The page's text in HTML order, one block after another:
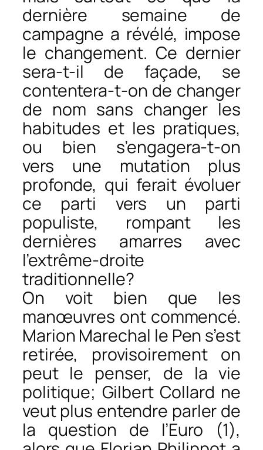
dernière semaine de
campagne a révélé, impose
le changement. Ce dernier
sera-t-il de façade, se
contentera-t-on de changer
de nom sans changer les
habitudes et les pratiques,
ou bien s’engagera-t-on
vers une mutation plus
profonde, qui ferait évoluer
ce parti vers un parti
populiste, rompant les
dernières amarres avec
l’extrême-droite
traditionnelle?
On voit bien que les
manœuvres ont commencé.
Marion Marechal le Pen s’est
retirée, provisoirement on
peut le penser, de la vie
politique; Gilbert Collard ne
veut plus entendre parler de
la question de l’Euro (1),